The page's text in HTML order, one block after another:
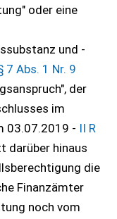
oder eine
und -
7 Abs. 1 Nr. 9
der
im
03.07.2019 - II R
darüber hinaus
die
Finanzämter
noch vom